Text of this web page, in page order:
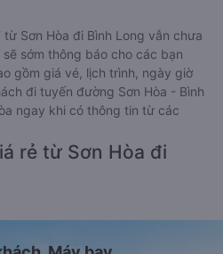
Sơn Hòa đi Bình Long vẫn chưa
sớm thông báo cho các bạn
gồm giá vé, lịch trình, ngày giờ
đi tuyến đường Sơn Hòa - Bình
ngay khi có thông tin từ các
rẻ từ Sơn Hòa đi